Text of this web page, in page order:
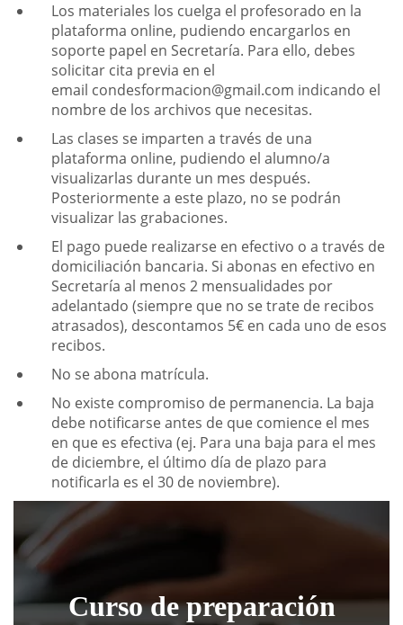
Los materiales los cuelga el profesorado en la
plataforma online, pudiendo encargarlos en
soporte papel en Secretaría. Para ello, debes
solicitar cita previa en el
email condesformacion@gmail.com indicando el
nombre de los archivos que necesitas.
Las clases se imparten a través de una
plataforma online, pudiendo el alumno/a
visualizarlas durante un mes después.
Posteriormente a este plazo, no se podrán
visualizar las grabaciones.
El pago puede realizarse en efectivo o a través de
domiciliación bancaria. Si abonas en efectivo en
Secretaría al menos 2 mensualidades por
adelantado (siempre que no se trate de recibos
atrasados), descontamos 5€ en cada uno de esos
recibos.
No se abona matrícula.
No existe compromiso de permanencia. La baja
debe notificarse antes de que comience el mes
en que es efectiva (ej. Para una baja para el mes
de diciembre, el último día de plazo para
notificarla es el 30 de noviembre).
Curso de preparación